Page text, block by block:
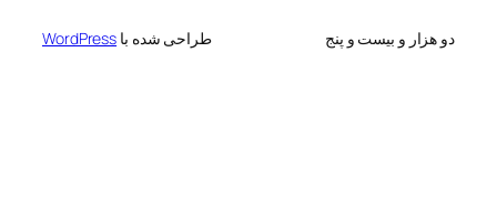
دو هزار و بیست و پنج طراحی شده با WordPress